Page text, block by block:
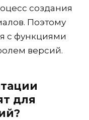
создания
Поэтому
с функциями
версий.
для